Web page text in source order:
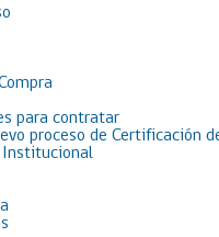
para contratar
proceso de Certificación
Institucional